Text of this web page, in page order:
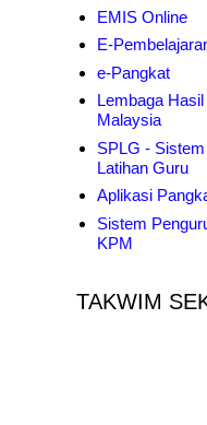
EMIS Online
E-
e-Pangkat
Lembaga
Malaysia
SPLG -
Latihan Guru
Aplikasi
Sistem
KPM
TAKWIM